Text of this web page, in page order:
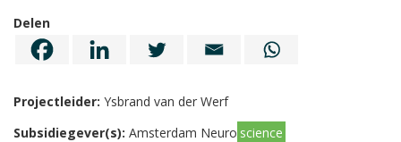
Delen
Projectleider: Ysbrand van der Werf
Subsidiegever(s): Amsterdam Neuro science